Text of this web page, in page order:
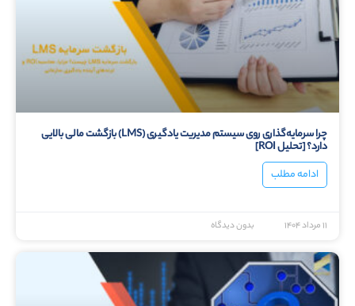
چرا سرمایه‌گذاری روی سیستم مدیریت یادگیری (LMS) بازگشت مالی بالایی
دارد؟ [تحلیل ROI]
ادامه مطلب
۱۱ مرداد ۱۴۰۴ بدون دیدگاه